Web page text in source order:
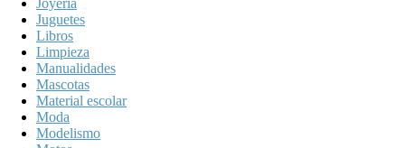
Juguetes
Libros
Limpieza
Manualidades
Mascotas
Material escolar
Moda
Modelismo